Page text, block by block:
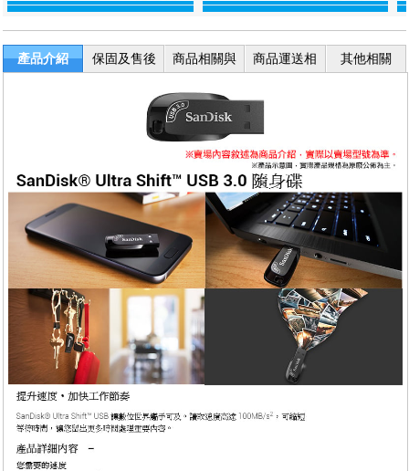
產品介紹
保固及售後
商品相關與
商品運送相
其他相關